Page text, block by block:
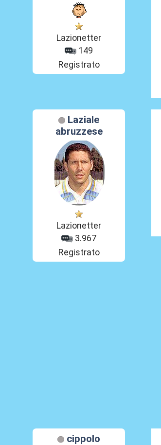
Lazionetter
149
Registrato
Laziale
abruzzese
Lazionetter
3.967
Registrato
cippolo